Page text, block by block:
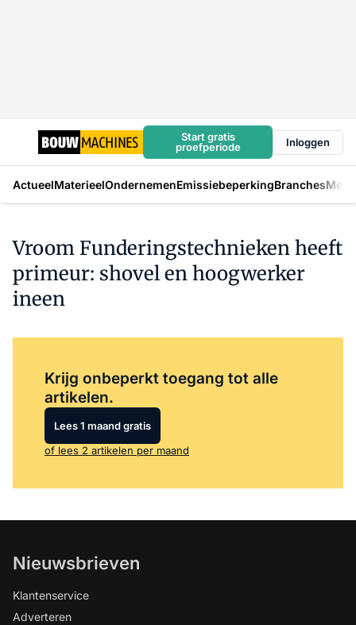
Start gratis
proefperiode
Inloggen
ActueelMaterieelOndernemenEmissiebeperkingBranches
Vroom Funderingstechnieken heeft
primeur: shovel en hoogwerker
ineen
Krijg onbeperkt toegang tot alle
artikelen.
Lees 1 maand gratis
of lees 2 artikelen per maand
Nieuwsbrieven
Klantenservice
Adverteren